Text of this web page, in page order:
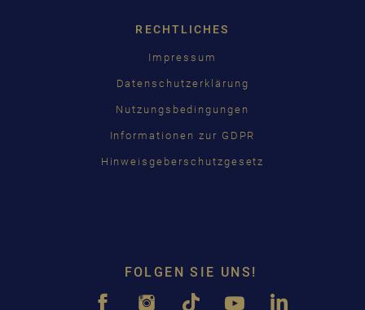
RECHTLICHES
Impressum
Datenschutzerklärung
Nutzungsbedingungen
Informationen zur GDPR
Hinweisgeberschutzgesetz
FOLGEN SIE UNS!